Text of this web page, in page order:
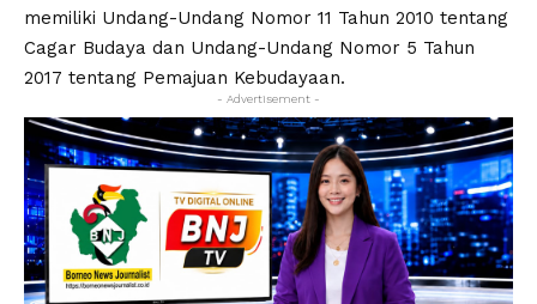
memiliki Undang-Undang Nomor 11 Tahun 2010 tentang
Cagar Budaya dan Undang-Undang Nomor 5 Tahun
2017 tentang Pemajuan Kebudayaan.
- Advertisement -